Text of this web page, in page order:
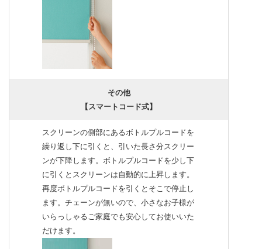
その他
【スマートコード式】
スクリーンの側部にあるボトルプルコードを
繰り返し下に引くと、引いた長さ分スクリー
ンが下降します。ボトルプルコードを少し下
に引くとスクリーンは自動的に上昇します。
再度ボトルプルコードを引くとそこで停止し
ます。チェーンが無いので、小さなお子様が
いらっしゃるご家庭でも安心してお使いいた
だけます。